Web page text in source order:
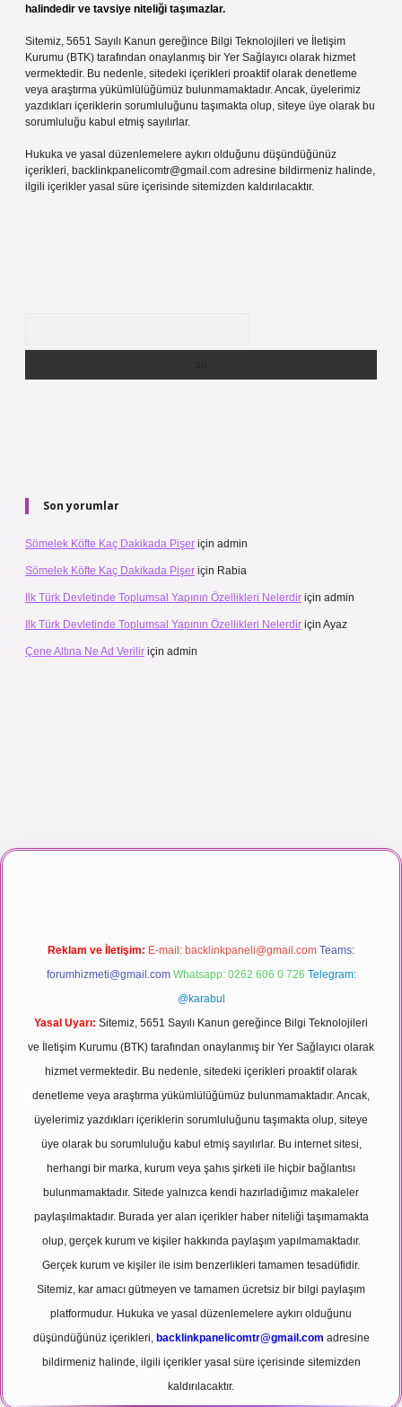
halindedir ve tavsiye niteliği taşımazlar.
Sitemiz, 5651 Sayılı Kanun gereğince Bilgi Teknolojileri ve İletişim
Kurumu (BTK) tarafından onaylanmış bir Yer Sağlayıcı olarak hizmet
vermektedir. Bu nedenle, sitedeki içerikleri proaktif olarak denetleme
veya araştırma yükümlülüğümüz bulunmamaktadır. Ancak, üyelerimiz
yazdıkları içeriklerin sorumluluğunu taşımakta olup, siteye üye olarak bu
sorumluluğu kabul etmiş sayılırlar.
Hukuka ve yasal düzenlemelere aykırı olduğunu düşündüğünüz
içerikleri, backlinkpanelicomtr@gmail.com adresine bildirmeniz halinde,
ilgili içerikler yasal süre içerisinde sitemizden kaldırılacaktır.
Son yorumlar
Sömelek Köfte Kaç Dakikada Pişer için admin
Sömelek Köfte Kaç Dakikada Pişer için Rabia
Ilk Türk Devletinde Toplumsal Yapının Özellikleri Nelerdir için admin
Ilk Türk Devletinde Toplumsal Yapının Özellikleri Nelerdir için Ayaz
Çene Altına Ne Ad Verilir için admin
izle
Reklam ve İletişim: E-mail: backlinkpaneli@gmail.com Teams:
forumhizmeti@gmail.com Whatsapp: 0262 606 0 726 Telegram:
@karabul
Yasal Uyarı: Sitemiz, 5651 Sayılı Kanun gereğince Bilgi Teknolojileri
ve İletişim Kurumu (BTK) tarafından onaylanmış bir Yer Sağlayıcı olarak
hizmet vermektedir. Bu nedenle, sitedeki içerikleri proaktif olarak
denetleme veya araştırma yükümlülüğümüz bulunmamaktadır. Ancak,
üyelerimiz yazdıkları içeriklerin sorumluluğunu taşımakta olup, siteye
üye olarak bu sorumluluğu kabul etmiş sayılırlar. Bu internet sitesi,
herhangi bir marka, kurum veya şahıs şirketi ile hiçbir bağlantısı
bulunmamaktadır. Sitede yalnızca kendi hazırladığımız makaleler
paylaşılmaktadır. Burada yer alan içerikler haber niteliği taşımamakta
olup, gerçek kurum ve kişiler hakkında paylaşım yapılmamaktadır.
Gerçek kurum ve kişiler ile isim benzerlikleri tamamen tesadüfidir.
Sitemiz, kar amacı gütmeyen ve tamamen ücretsiz bir bilgi paylaşım
platformudur. Hukuka ve yasal düzenlemelere aykırı olduğunu
düşündüğünüz içerikleri, backlinkpanelicomtr@gmail.com adresine
bildirmeniz halinde, ilgili içerikler yasal süre içerisinde sitemizden
kaldırılacaktır.